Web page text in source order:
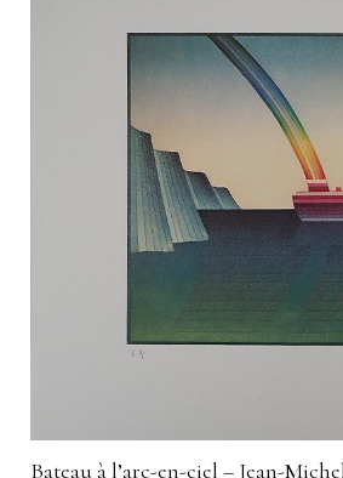
Bateau à l’arc-en-ciel – Jean-